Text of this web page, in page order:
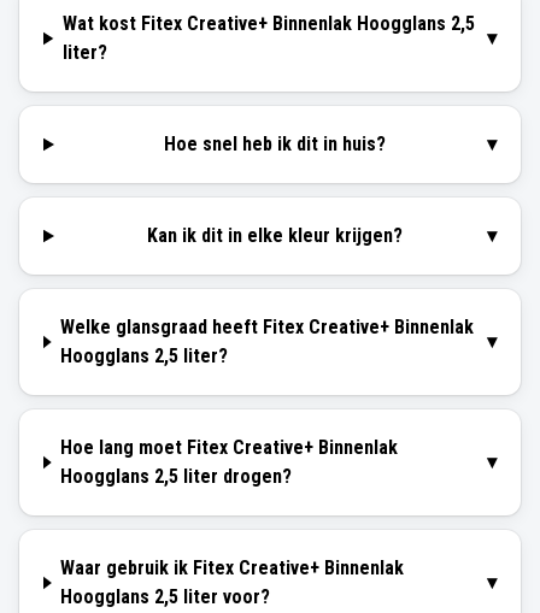
Wat kost Fitex Creative+ Binnenlak Hoogglans 2,5
liter?
▾
Hoe snel heb ik dit in huis? ▾
Kan ik dit in elke kleur krijgen? ▾
Welke glansgraad heeft Fitex Creative+ Binnenlak
Hoogglans 2,5 liter?
▾
Hoe lang moet Fitex Creative+ Binnenlak
Hoogglans 2,5 liter drogen?
▾
Waar gebruik ik Fitex Creative+ Binnenlak
Hoogglans 2,5 liter voor?
▾